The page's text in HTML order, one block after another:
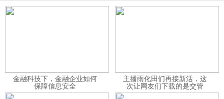
金融科技下，金融企业如何
保障信息安全
主播雨化田们再接新活，这
次让网友们下载的是交管
12123APP